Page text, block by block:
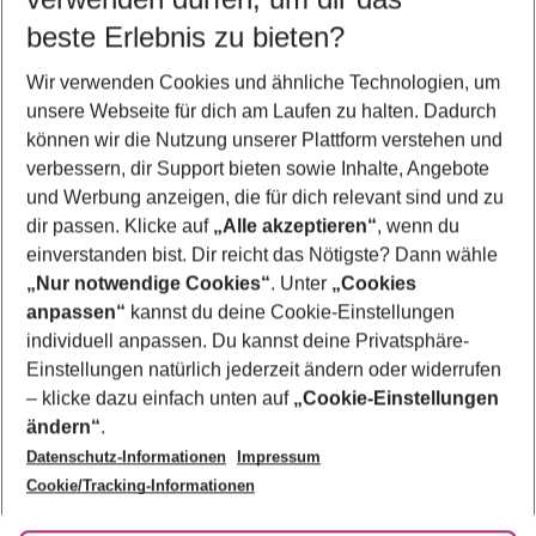
5-8 Nächte
2 Erwachsene Keine Kinder
Mehr Filter anzeigen
Footer
Footer navigation
Über uns
AGB
Bestpreisgarantie
Cookie-Einstellungen ändern
Cookie-Richtlinie
Agenturbetreuung
Barrierefreies Reisen
Folge uns
beste Erlebnis zu bieten?
Wir verwenden Cookies und ähnliche Technologien, um
unsere Webseite für dich am Laufen zu halten. Dadurch
können wir die Nutzung unserer Plattform verstehen und
verbessern, dir Support bieten sowie Inhalte, Angebote
und Werbung anzeigen, die für dich relevant sind und zu
dir passen. Klicke auf „Alle akzeptieren“, wenn du
einverstanden bist. Dir reicht das Nötigste? Dann wähle
„Nur notwendige Cookies“. Unter „Cookies
anpassen“ kannst du deine Cookie-Einstellungen
individuell anpassen. Du kannst deine Privatsphäre-
Einstellungen natürlich jederzeit ändern oder widerrufen
– klicke dazu einfach unten auf „Cookie-Einstellungen
ändern“.
Datenschutz-Informationen
Impressum
Cookie/Tracking-Informationen